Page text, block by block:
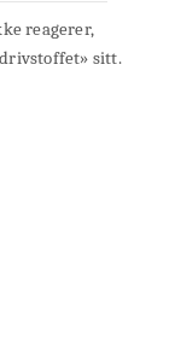
reagerer,
sitt.